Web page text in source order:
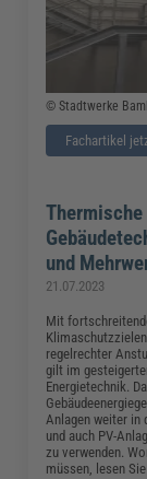
© Stadtwerke
Fachartikel
und
21.07.2023
Mit
regelrechter
gilt im
Energietechnik.
Anlagen weiter in
und auch PV-
zu verwenden.
müssen, lesen